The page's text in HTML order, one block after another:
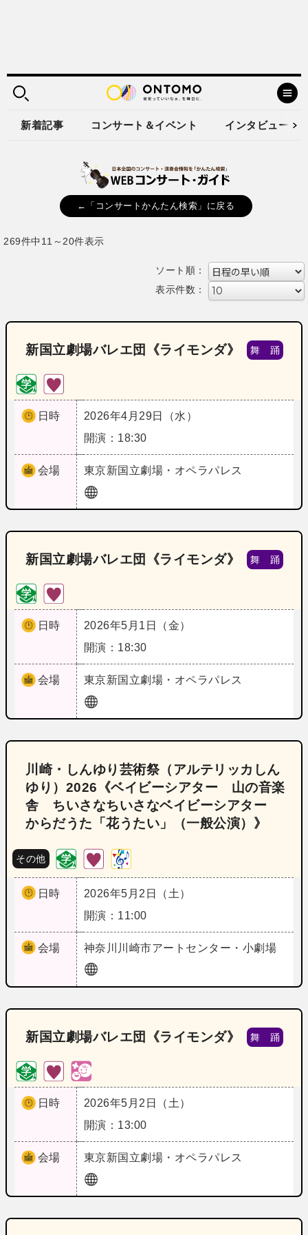
新着記事 コンサート＆イベント インタビュー
←「コンサートかんたん検索」に戻る
269件中11～20件表示
ソート順：
表示件数：
新国立劇場バレエ団《ライモンダ》 舞 踊
日時
2026年4月29日（水）
開演：18:30
会場 東京新国立劇場・オペラパレス
新国立劇場バレエ団《ライモンダ》 舞 踊
日時
2026年5月1日（金）
開演：18:30
会場 東京新国立劇場・オペラパレス
川崎・しんゆり芸術祭（アルテリッカしん
ゆり）2026《ベイビーシアター 山の音楽
舎 ちいさなちいさなベイビーシアター
からだうた「花うたい」（一般公演）》
その他
日時
2026年5月2日（土）
開演：11:00
会場 神奈川 川崎市アートセンター・小劇場
新国立劇場バレエ団《ライモンダ》 舞 踊
日時
2026年5月2日（土）
開演：13:00
会場 東京新国立劇場・オペラパレス